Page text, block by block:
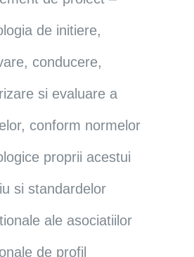
de initiere,
conducere,
si evaluare a
conform normelor
proprii acestui
si standardelor
ale asociatiilor
de profil